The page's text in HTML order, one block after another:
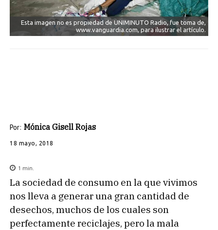
Esta imagen no es propiedad de UNIMINUTO Radio, fue toma de,
www.vanguardia.com, para ilustrar el artículo.
Por: Mónica Gisell Rojas
18 mayo, 2018
1 min.
La sociedad de consumo en la que vivimos
nos lleva a generar una gran cantidad de
desechos, muchos de los cuales son
perfectamente reciclajes, pero la mala